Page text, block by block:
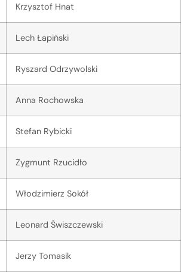
Krzysztof Hnat
Lech Łapiński
Ryszard Odrzywolski
Anna Rochowska
Stefan Rybicki
Zygmunt Rzucidło
Włodzimierz Sokół
Leonard Świszczewski
Jerzy Tomasik